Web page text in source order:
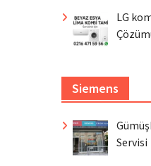
LG
Siemens
Servisi